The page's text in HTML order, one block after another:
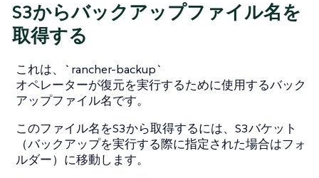
S3からバックアップファイル名を
取得する
これは、`rancher-backup`
オペレーターが復元を実行するために使用するバック
アップファイル名です。
このファイル名をS3から取得するには、S3バケット
（バックアップを実行する際に指定された場合はフォ
ルダー）に移動します。